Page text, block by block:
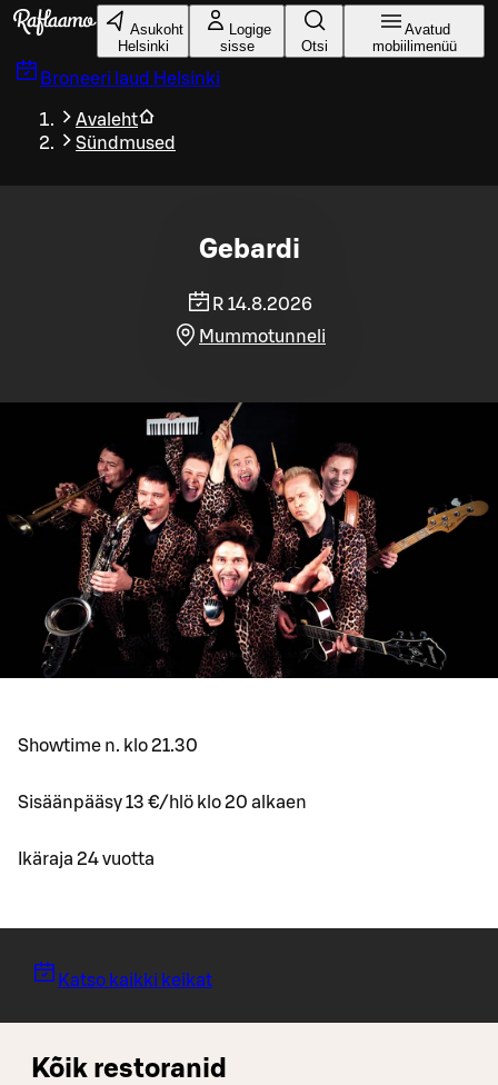
Liigu peamise sisu juurde
Asukoht
Helsinki
Logige
sisse
Otsi
Avatud
mobiilimenüü
Broneeri laud Helsinki
Avaleht
Sündmused
Gebardi
R 14.8.2026
Mummotunneli
Showtime n. klo 21.30
Sisäänpääsy 13 €/hlö klo 20 alkaen
Ikäraja 24 vuotta
Katso kaikki keikat
Kõik restoranid